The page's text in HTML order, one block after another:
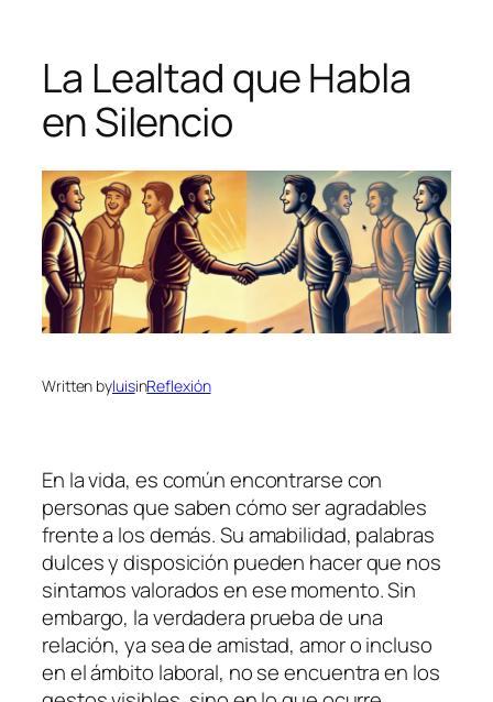
La Lealtad que Habla
en Silencio
Written byluisinReflexión
En la vida, es común encontrarse con
personas que saben cómo ser agradables
frente a los demás. Su amabilidad, palabras
dulces y disposición pueden hacer que nos
sintamos valorados en ese momento. Sin
embargo, la verdadera prueba de una
relación, ya sea de amistad, amor o incluso
en el ámbito laboral, no se encuentra en los